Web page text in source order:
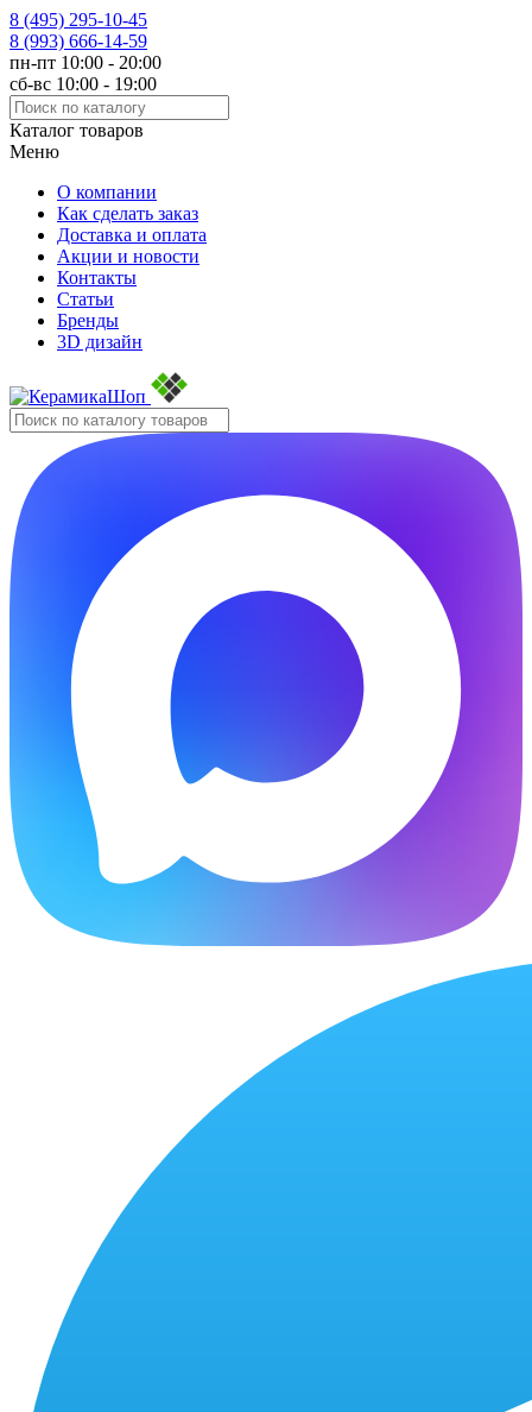
8 (495) 295-10-45
8 (993) 666-14-59
пн-пт 10:00 - 20:00
сб-вс 10:00 - 19:00
Каталог товаров
Меню
О компании
Как сделать заказ
Доставка и оплата
Акции и новости
Контакты
Статьи
Бренды
3D дизайн